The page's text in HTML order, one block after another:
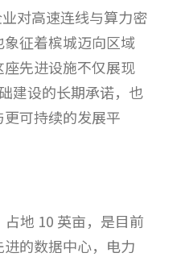
对高速连线与算力密
征着槟城迈向区域
先进设施不仅展现
建设的长期承诺，也
可持续的发展平
地 10 英亩，是目前
的数据中心，电力